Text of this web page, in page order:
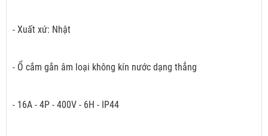
- Xuất xứ: Nhật
- Ổ cắm gắn âm loại không kín nước dạng thẳng
- 16A - 4P - 400V - 6H - IP44